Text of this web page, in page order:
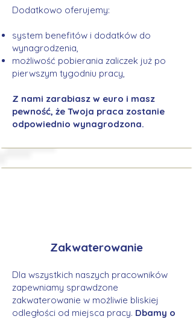
Dodatkowo oferujemy:
system benefitów i dodatków do
wynagrodzenia,
możliwość pobierania zaliczek już po
pierwszym tygodniu pracy,
Z nami zarabiasz w euro i masz
pewność, że Twoja praca zostanie
odpowiednio wynagrodzona.
Zakwaterowanie
Dla wszystkich naszych pracowników
zapewniamy sprawdzone
zakwaterowanie w możliwie bliskiej
odległości od miejsca pracy. Dbamy o